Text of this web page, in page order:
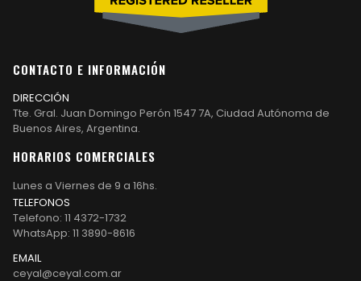
CONTACTO E INFORMACIÓN
DIRECCIÓN
Tte. Gral. Juan Domingo Perón 1547 7A, Ciudad Autónoma de
Buenos Aires, Argentina.
HORARIOS COMERCIALES
Lunes a Viernes de 9 a 16hs.
TELEFONOS
Telefono: 11 4372-1732
WhatsApp: 11 3890-8616
EMAIL
ceyal@ceyal.com.ar